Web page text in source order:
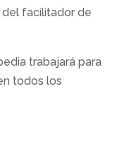
del facilitador de
trabajará para
todos los